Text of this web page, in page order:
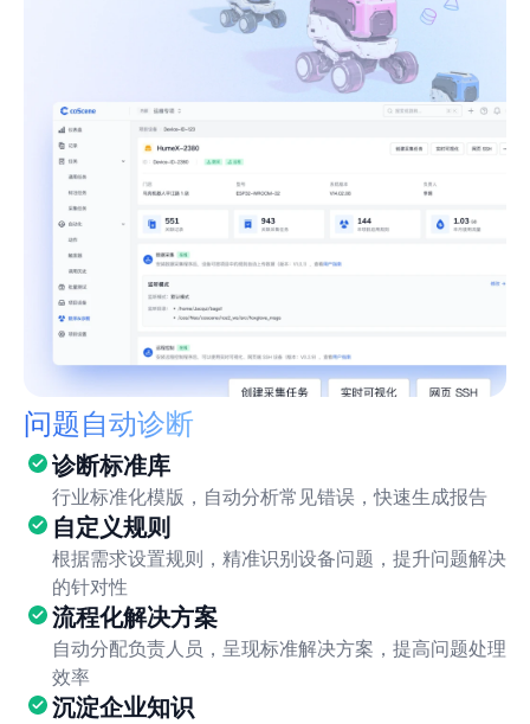
问题自动诊断
诊断标准库
行业标准化模版，自动分析常见错误，快速生成报告
自定义规则
根据需求设置规则，精准识别设备问题，提升问题解决
的针对性
流程化解决方案
自动分配负责人员，呈现标准解决方案，提高问题处理
效率
沉淀企业知识